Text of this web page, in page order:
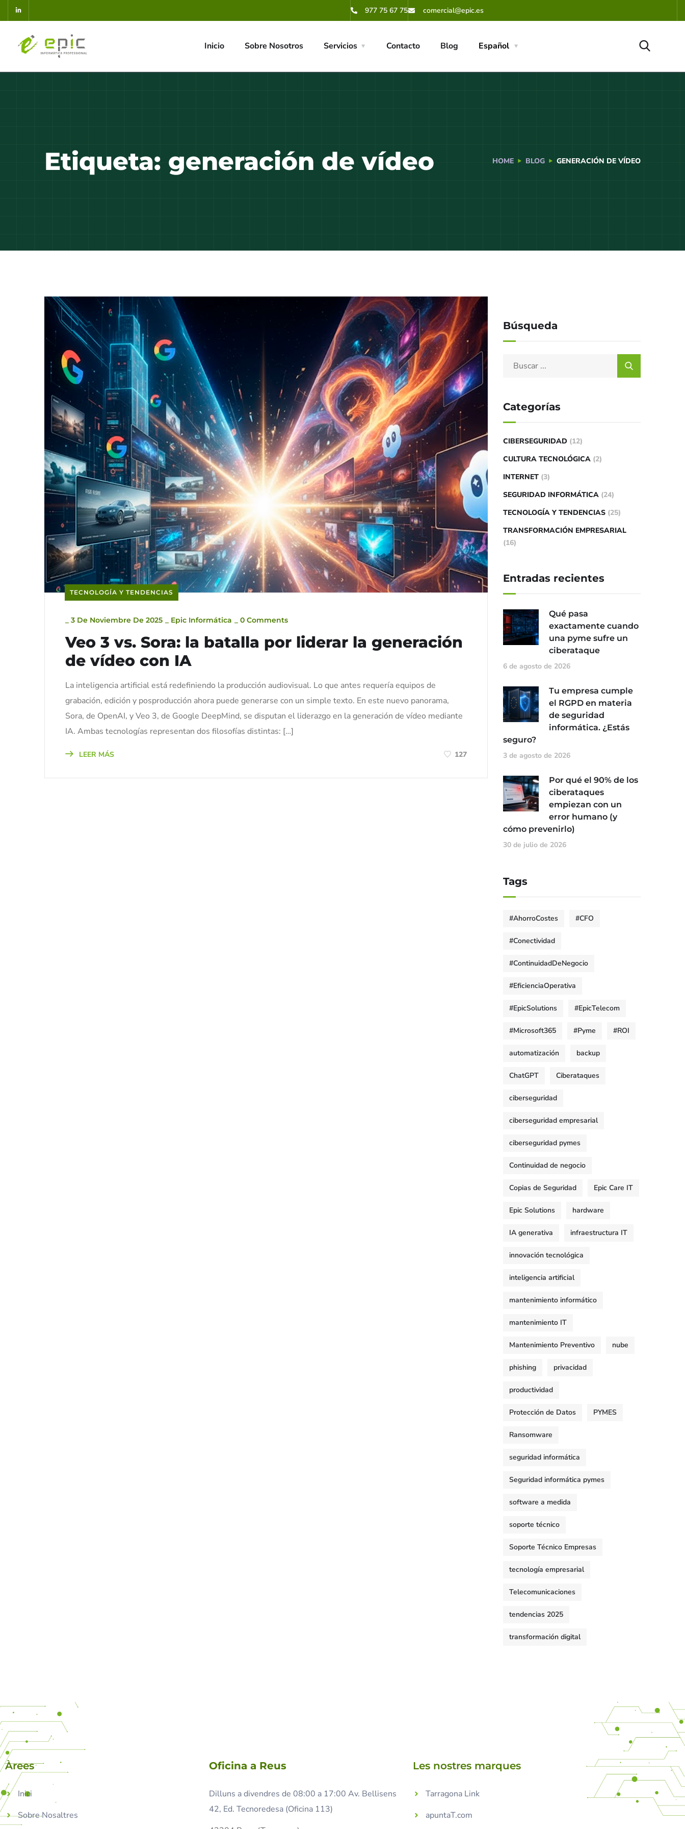
977 75 67 75 comercial@epic.es
Inicio Sobre Nosotros Servicios Contacto Blog Español
Etiqueta: generación de vídeo HOME BLOG GENERACIÓN DE VÍDEO
TECNOLOGÍA Y TENDENCIAS
3 De Noviembre De 2025 Epic Informática 0 Comments
Veo 3 vs. Sora: la batalla por liderar la generación
de vídeo con IA
La inteligencia artificial está redefiniendo la producción audiovisual. Lo que antes requería equipos de
grabación, edición y posproducción ahora puede generarse con un simple texto. En este nuevo panorama,
Sora, de OpenAI, y Veo 3, de Google DeepMind, se disputan el liderazgo en la generación de vídeo mediante
IA. Ambas tecnologías representan dos filosofías distintas: […]
LEER MÁS 127
Búsqueda
Categorías
CIBERSEGURIDAD (12)
CULTURA TECNOLÓGICA (2)
INTERNET (3)
SEGURIDAD INFORMÁTICA (24)
TECNOLOGÍA Y TENDENCIAS (25)
TRANSFORMACIÓN EMPRESARIAL
(16)
Entradas recientes
Qué pasa
exactamente cuando
una pyme sufre un
ciberataque
6 de agosto de 2026
Tu empresa cumple
el RGPD en materia
de seguridad
informática. ¿Estás
seguro?
3 de agosto de 2026
Por qué el 90% de los
ciberataques
empiezan con un
error humano (y
cómo prevenirlo)
30 de julio de 2026
Tags
#AhorroCostes #CFO
#Conectividad
#ContinuidadDeNegocio
#EficienciaOperativa
#EpicSolutions #EpicTelecom
#Microsoft365 #Pyme #ROI
automatización backup
ChatGPT Ciberataques
ciberseguridad
ciberseguridad empresarial
ciberseguridad pymes
Continuidad de negocio
Copias de Seguridad Epic Care IT
Epic Solutions hardware
IA generativa infraestructura IT
innovación tecnológica
inteligencia artificial
mantenimiento informático
mantenimiento IT
Mantenimiento Preventivo nube
phishing privacidad
productividad
Protección de Datos PYMES
Ransomware
seguridad informática
Seguridad informática pymes
software a medida
soporte técnico
Soporte Técnico Empresas
tecnología empresarial
Telecomunicaciones
tendencias 2025
transformación digital
Àrees
Inici
Sobre Nosaltres
Oficina a Reus
Dilluns a divendres de 08:00 a 17:00 Av. Bellisens
42, Ed. Tecnoredesa (Oficina 113)
Les nostres marques
Tarragona Link
apuntaT.com